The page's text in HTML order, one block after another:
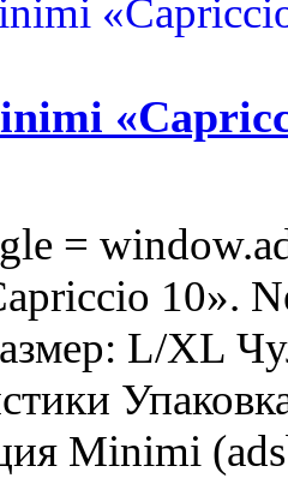
=
10».
L/XL
Minimi